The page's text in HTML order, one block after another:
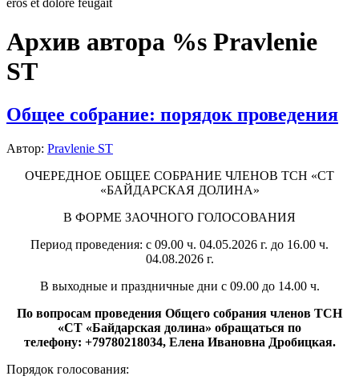
Архив автора %s Pravlenie
ST
Общее собрание: порядок проведения
Автор: Pravlenie ST
ОЧЕРЕДНОЕ ОБЩЕЕ СОБРАНИЕ ЧЛЕНОВ ТСН «СТ
«БАЙДАРСКАЯ ДОЛИНА»
В ФОРМЕ ЗАОЧНОГО ГОЛОСОВАНИЯ
Период проведения: с 09.00 ч. 04.05.2026 г. до 16.00 ч.
04.08.2026 г.
В выходные и праздничные дни с 09.00 до 14.00 ч.
По вопросам проведения Общего собрания членов ТСН
«СТ «Байдарская долина» обращаться по
телефону: +79780218034, Елена Ивановна Дробицкая.
Порядок голосования: